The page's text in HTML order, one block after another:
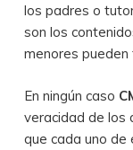
los padres o
son los
menores pueden
En ningún caso
veracidad de los
que cada uno de